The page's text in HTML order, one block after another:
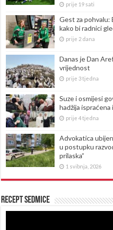
prije 19 sati
Gest za pohvalu:
kako bi radnici
prije 2 dana
Danas je Dan
vrijednost
prije 3 tjedna
Suze i osmijesi
hadžija ispraćena
prije 4 tjedna
Advokatica
u postupku
prilaska”
1 svibnja, 2026
Recept sedmice